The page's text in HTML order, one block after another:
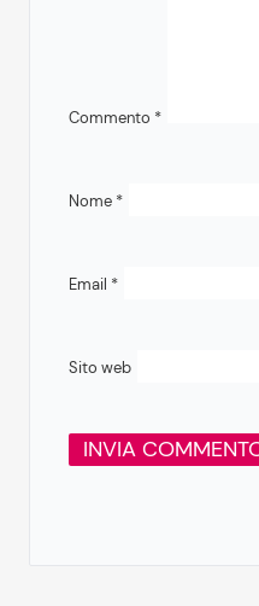
Commento *
Nome *
Email *
Sito web